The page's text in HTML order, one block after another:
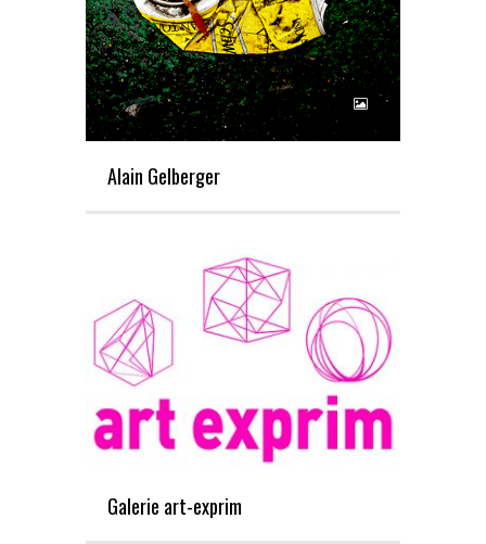
Alain Gelberger
Galerie art-exprim